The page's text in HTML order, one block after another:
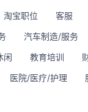
淘宝职位 客服
汽车制造/服务
闲 教育培训
医院/医疗/护理